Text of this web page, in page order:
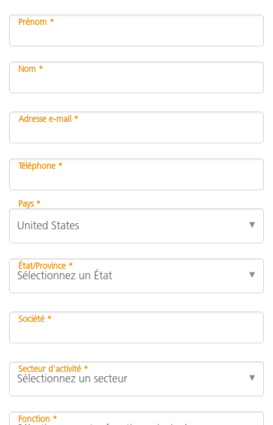
Prénom *
Nom *
Adresse e-mail *
Téléphone *
Pays *
État/Province *
Société *
Secteur d’activité *
Fonction *